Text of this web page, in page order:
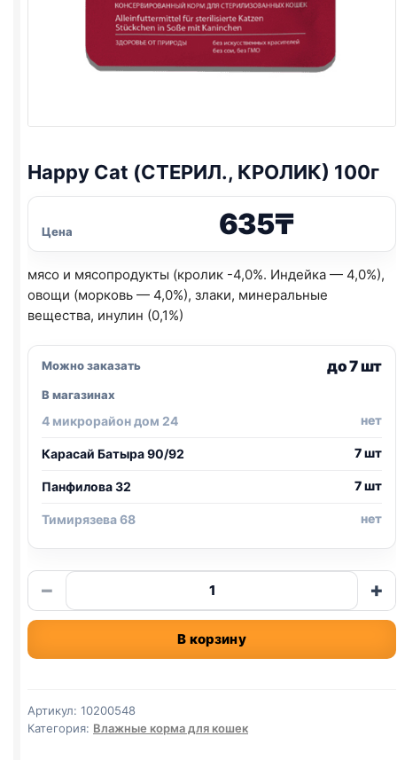
Happy Cat (СТЕРИЛ., КРОЛИК) 100г
Цена 635₸
мясо и мясопродукты (кролик -4,0%. Индейка — 4,0%),
овощи (морковь — 4,0%), злаки, минеральные
вещества, инулин (0,1%)
Можно заказать до 7 шт
В магазинах
4 микрорайон дом 24 нет
Карасай Батыра 90/92 7 шт
Панфилова 32 7 шт
Тимирязева 68 нет
−
Количество
товара
Happy
(СТЕРИЛ.,
100г
+
В корзину
Артикул: 10200548
Категория: Влажные корма для кошек